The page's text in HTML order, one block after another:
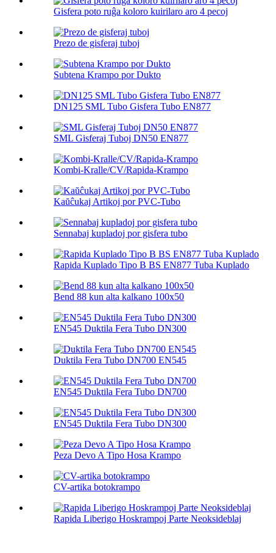
Gisfera poto ruĝa koloro kuirilaro aro 4 pecoj
Prezo de gisferaj tuboj
Subtena Krampo por Dukto
DN125 SML Tubo Gisfera Tubo EN877
SML Gisferaj Tuboj DN50 EN877
Kombi-Kralle/CV/Rapida-Krampo
Kaŭĉukaj Artikoj por PVC-Tubo
Sennabaj kupladoj por gisfera tubo
Rapida Kuplado Tipo B BS EN877 Tuba Kuplado
Bend 88 kun alta kalkano 100х50
EN545 Duktila Fera Tubo DN300
Duktila Fera Tubo DN700 EN545
EN545 Duktila Fera Tubo DN700
EN545 Duktila Fera Tubo DN300
Peza Devo A Tipo Hosa Krampo
CV-artika botokrampo
Rapida Liberigo Hoskrampoj Parte Neoksideblaj